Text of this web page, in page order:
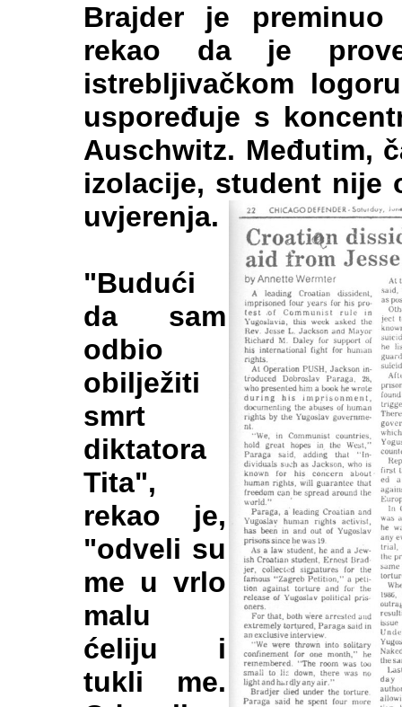
Brajder je
rekao da je
istrebljivačkom
uspoređuje s
Auschwitz. Međutim,
izolacije, student nije
uvjerenja.
"Budući
da sam
odbio
obilježiti
smrt
diktatora
Tita",
rekao je,
"odveli su
me u vrlo
malu
ćeliju i
tukli me.